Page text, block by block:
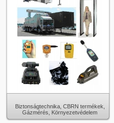
Biztonságtechnika, CBRN termékek,
Gázmérés, Környezetvédelem